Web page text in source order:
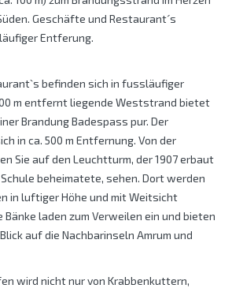
Geschäfte und Restaurant´s
Entferung.
befinden sich in fussläufiger
m entfernt liegende Weststrand bietet
Brandung Badespass pur. Der
in ca. 500 m Entfernung. Von der
Sie auf den Leuchtturm, der 1907 erbaut
beheimatete, sehen. Dort werden
in luftiger Höhe und mit Weitsicht
laden zum Verweilen ein und bieten
auf die Nachbarinseln Amrum und
wird nicht nur von Krabbenkuttern,